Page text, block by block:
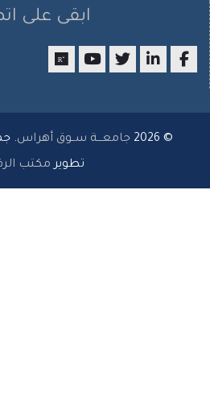
ابقى على اتصال
جامعـــة ســوق أهراس . جميع
مكتب الرقمنة